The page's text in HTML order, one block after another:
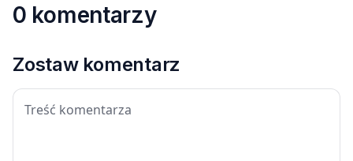
0 komentarzy
Zostaw komentarz